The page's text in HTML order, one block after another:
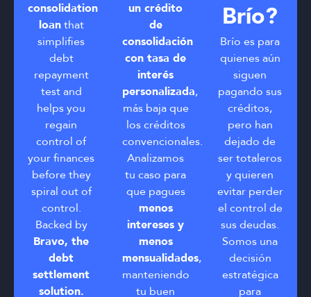
consolidation
loanthat
simplifies
debt
repayment
test and
helps you
regain
control of
your finances
before they
spiral out of
control.
Backed by
Bravo, the
debt
settlement
solution.
un crédito
de
consolidación
con tasa de
interés
personalizada,
más baja que
los créditos
convencionales.
Analizamos
tu caso para
que pagues
menos
intereses y
menos
mensualidades,
manteniendo
tu buen
Brío?
Brío es para
quienes aún
siguen
pagando sus
créditos,
pero han
dejado de
ser totaleros
y quieren
evitar perder
el control de
sus deudas.
Somos una
decisión
estratégica
para